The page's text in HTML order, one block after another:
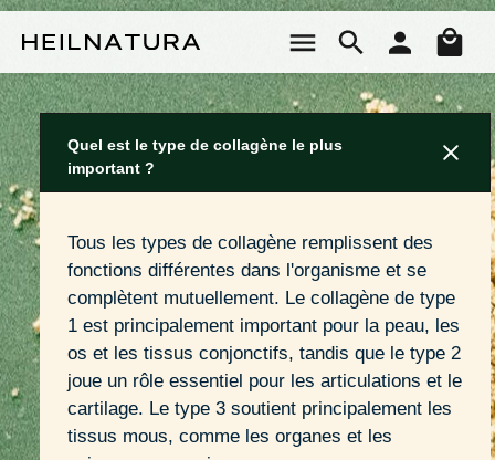
Quel est le type de collagène le plus
important ?
Tous les types de collagène remplissent des
fonctions différentes dans l'organisme et se
complètent mutuellement. Le collagène de type
1 est principalement important pour la peau, les
os et les tissus conjonctifs, tandis que le type 2
joue un rôle essentiel pour les articulations et le
cartilage. Le type 3 soutient principalement les
tissus mous, comme les organes et les